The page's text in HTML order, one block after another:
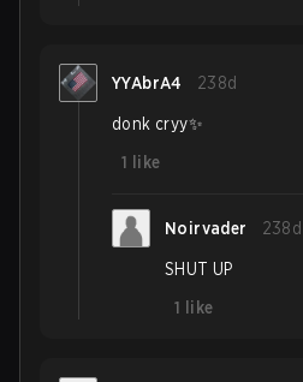
YYAbrA4 238d
donk cryy✨
1
like
Noirvader 238d
SHUT UP
1
like